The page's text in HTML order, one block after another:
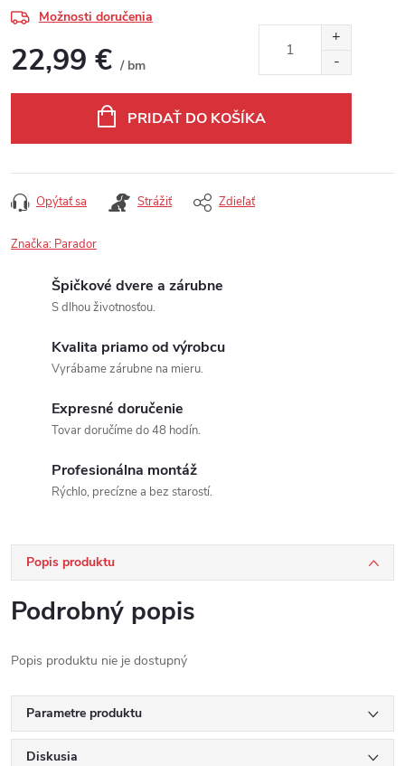
Možnosti doručenia
22,99 € / bm
PRIDAŤ DO KOŠÍKA
Opýtať sa Strážiť Zdieľať
Značka: Parador
Špičkové dvere a zárubne
S dlhou životnosťou.
Kvalita priamo od výrobcu
Vyrábame zárubne na mieru.
Expresné doručenie
Tovar doručíme do 48 hodín.
Profesionálna montáž
Rýchlo, precízne a bez starostí.
Popis produktu
Podrobný popis
Popis produktu nie je dostupný
Parametre produktu
Diskusia